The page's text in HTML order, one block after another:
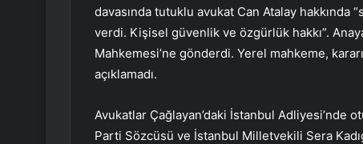
davasında tutuklu avukat Can Atalay hakkında
verdi. Kişisel güvenlik ve özgürlük hakkı”.
Mahkemesi’ne gönderdi. Yerel mahkeme,
açıklamadı.
Avukatlar Çağlayan’daki İstanbul Adliyesi’nde
Parti Sözcüsü ve İstanbul Milletvekili Sera